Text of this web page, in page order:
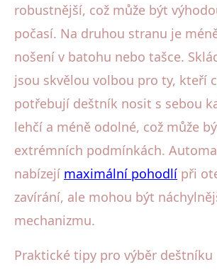
robustnější, což může být
počasí. Na druhou stranu je
nošení v batohu nebo tašce.
jsou skvělou volbou pro ty, kteří
potřebují deštník nosit s sebou
lehčí a méně odolné, což může
extrémních podmínkách.
nabízejí maximální pohodlí při
zavírání, ale mohou být
mechanizmu.
Praktické tipy pro výběr deštníku